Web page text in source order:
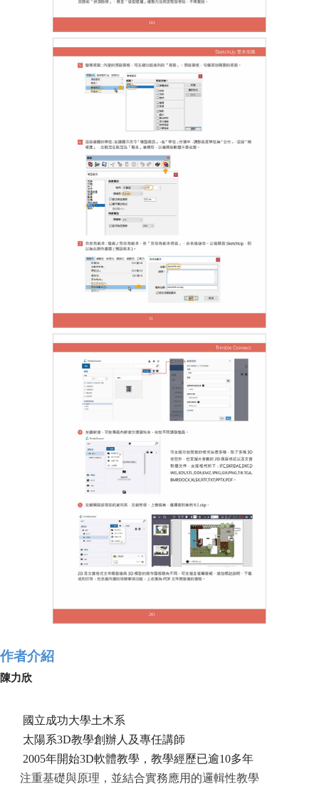
作者介紹
陳力欣
國立成功大學土木系
太陽系3D教學創辦人及專任講師
2005年開始3D軟體教學，教學經歷已逾10多年
注重基礎與原理，並結合實務應用的邏輯性教學